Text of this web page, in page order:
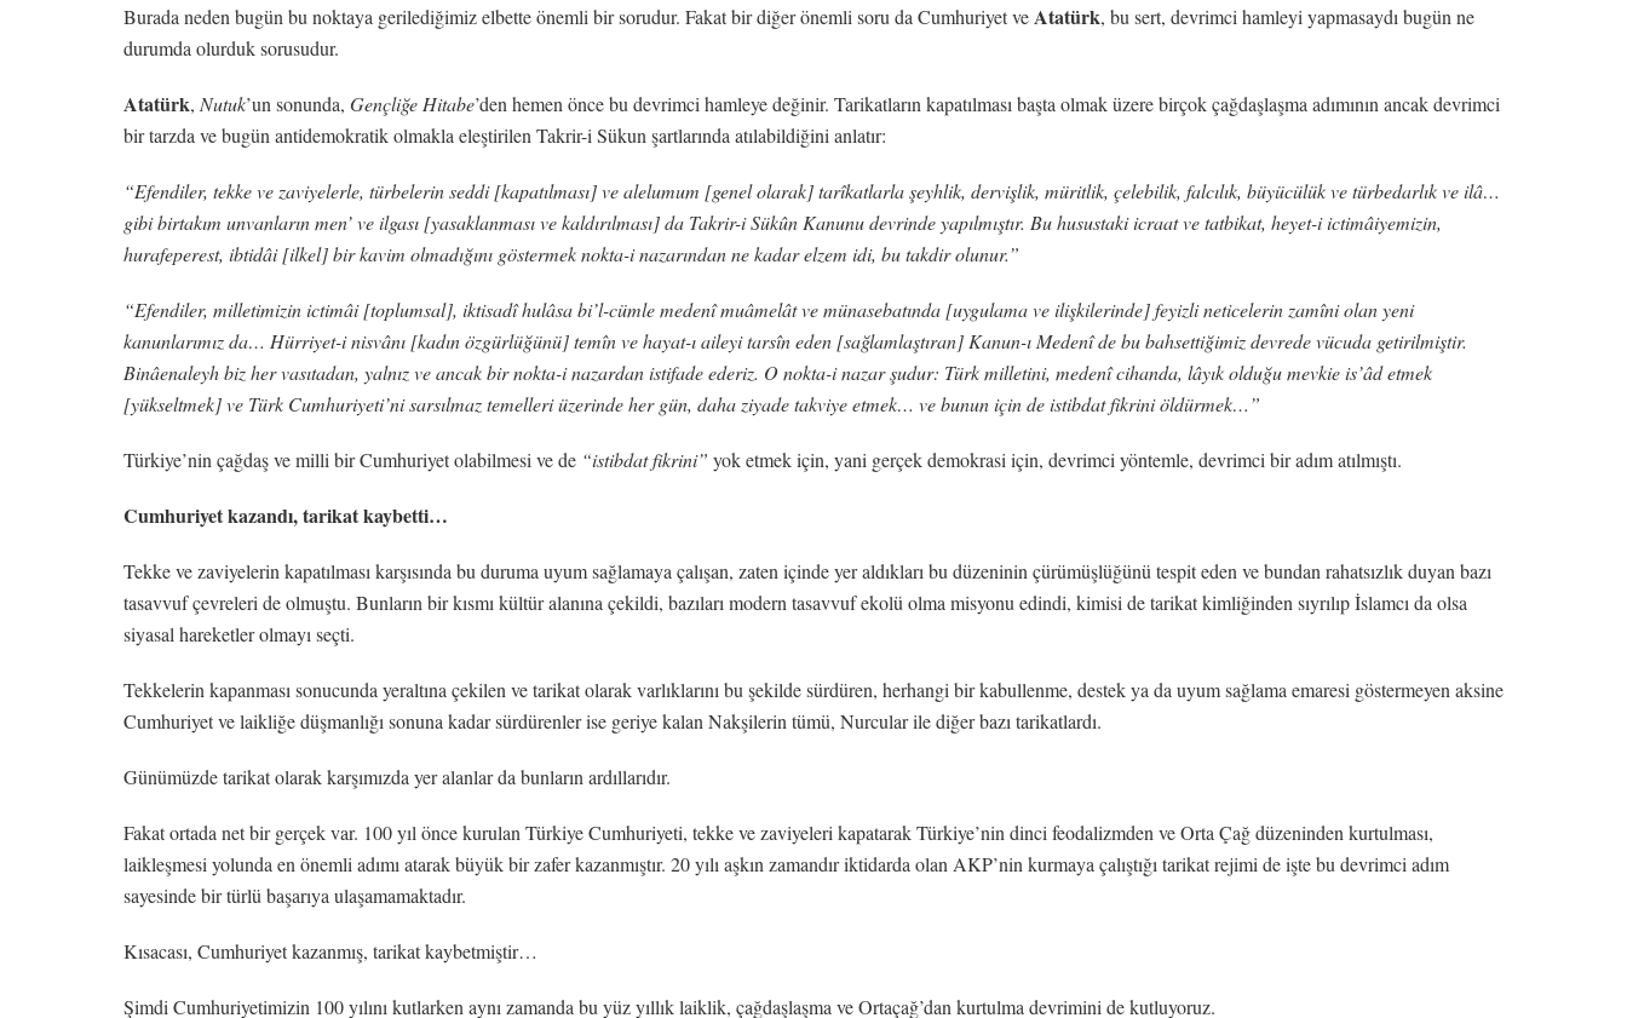
Burada neden bugün bu noktaya gerilediğimiz elbette önemli bir sorudur. Fakat bir diğer önemli soru da Cumhuriyet veAtatürk, bu sert, devrimci hamleyi yapmasaydı bugün ne
durumda olurduk sorusudur.
Atatürk, Nutuk’un sonunda, Gençliğe Hitabe’den hemen önce bu devrimci hamleye değinir. Tarikatların kapatılması başta olmak üzere birçok çağdaşlaşma adımının ancak devrimci
bir tarzda ve bugün antidemokratik olmakla eleştirilen Takrir-i Sükun şartlarında atılabildiğini anlatır:
“Efendiler, tekke ve zaviyelerle, türbelerin seddi [kapatılması] ve alelumum [genel olarak] tarîkatlarla şeyhlik, dervişlik, müritlik, çelebilik, falcılık, büyücülük ve türbedarlık ve ilâ…
gibi birtakım unvanların men’ ve ilgası [yasaklanması ve kaldırılması] da Takrir-i Sükûn Kanunu devrinde yapılmıştır. Bu husustaki icraat ve tatbikat, heyet-i ictimâiyemizin,
hurafeperest, ibtidâi [ilkel] bir kavim olmadığını göstermek nokta-i nazarından ne kadar elzem idi, bu takdir olunur.”
“Efendiler, milletimizin ictimâi [toplumsal], iktisadî hulâsa bi’l-cümle medenî muâmelât ve münasebatında [uygulama ve ilişkilerinde] feyizli neticelerin zamîni olan yeni
kanunlarımız da… Hürriyet-i nisvânı [kadın özgürlüğünü] temîn ve hayat-ı aileyi tarsîn eden [sağlamlaştıran] Kanun-ı Medenî de bu bahsettiğimiz devrede vücuda getirilmiştir.
Binâenaleyh biz her vasıtadan, yalnız ve ancak bir nokta-i nazardan istifade ederiz. O nokta-i nazar şudur: Türk milletini, medenî cihanda, lâyık olduğu mevkie is’âd etmek
[yükseltmek] ve Türk Cumhuriyeti’ni sarsılmaz temelleri üzerinde her gün, daha ziyade takviye etmek… ve bunun için de istibdat fikrini öldürmek…”
Türkiye’nin çağdaş ve milli bir Cumhuriyet olabilmesi ve de “istibdat fikrini” yok etmek için, yani gerçek demokrasi için, devrimci yöntemle, devrimci bir adım atılmıştı.
Cumhuriyet kazandı, tarikat kaybetti…
Tekke ve zaviyelerin kapatılması karşısında bu duruma uyum sağlamaya çalışan, zaten içinde yer aldıkları bu düzeninin çürümüşlüğünü tespit eden ve bundan rahatsızlık duyan bazı
tasavvuf çevreleri de olmuştu. Bunların bir kısmı kültür alanına çekildi, bazıları modern tasavvuf ekolü olma misyonu edindi, kimisi de tarikat kimliğinden sıyrılıp İslamcı da olsa
siyasal hareketler olmayı seçti.
Tekkelerin kapanması sonucunda yeraltına çekilen ve tarikat olarak varlıklarını bu şekilde sürdüren, herhangi bir kabullenme, destek ya da uyum sağlama emaresi göstermeyen aksine
Cumhuriyet ve laikliğe düşmanlığı sonuna kadar sürdürenler ise geriye kalan Nakşilerin tümü, Nurcular ile diğer bazı tarikatlardı.
Günümüzde tarikat olarak karşımızda yer alanlar da bunların ardıllarıdır.
Fakat ortada net bir gerçek var. 100 yıl önce kurulan Türkiye Cumhuriyeti, tekke ve zaviyeleri kapatarak Türkiye’nin dinci feodalizmden ve Orta Çağ düzeninden kurtulması,
laikleşmesi yolunda en önemli adımı atarak büyük bir zafer kazanmıştır. 20 yılı aşkın zamandır iktidarda olan AKP’nin kurmaya çalıştığı tarikat rejimi de işte bu devrimci adım
sayesinde bir türlü başarıya ulaşamamaktadır.
Kısacası, Cumhuriyet kazanmış, tarikat kaybetmiştir…
Şimdi Cumhuriyetimizin 100 yılını kutlarken aynı zamanda bu yüz yıllık laiklik, çağdaşlaşma ve Ortaçağ’dan kurtulma devrimini de kutluyoruz.